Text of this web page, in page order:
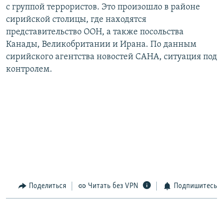
ПОДПИШИТЕСЬ НА РАССЫЛКУ
СОЦИАЛЬНЫЕ СЕТИ
с группой террористов. Это произошло в районе
сирийской столицы, где находятся
представительство ООН, а также посольства
Канады, Великобритании и Ирана. По данным
сирийского агентства новостей САНА, ситуация под
контролем.
Поделиться Читать без VPN Подпишитесь